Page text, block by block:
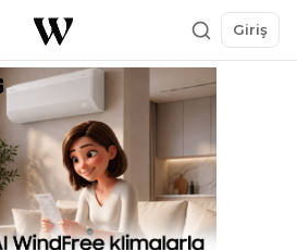
Giriş